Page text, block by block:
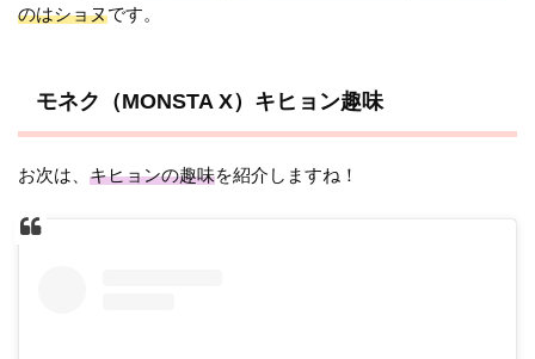
のはショヌです。
モネク（MONSTA X）キヒョン趣味
お次は、キヒョンの趣味を紹介しますね！